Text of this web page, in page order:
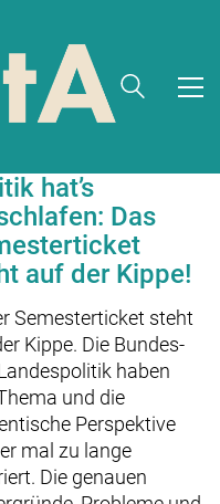
hat’s
Das
auf der Kippe!
Semesterticket steht
Kippe. Die Bundes-
haben
und die
Perspektive
mal zu lange
Die genauen